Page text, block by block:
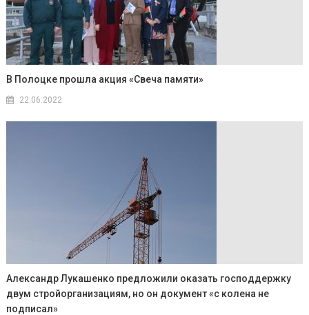
В Полоцке прошла акция «Свеча памяти»
22.06.2022
Александр Лукашенко предложили оказать господдержку
двум стройорганизациям, но он документ «с колена не
подписал»